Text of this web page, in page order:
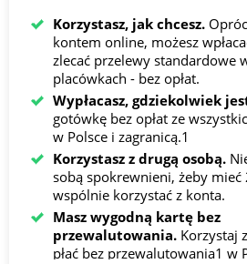
Korzystasz, jak chcesz.
kontem online, możesz
zlecać przelewy standardowe
placówkach - bez opłat.
Wypłacasz, gdziekolwiek
gotówkę bez opłat ze
w Polsce i zagranicą.1
Korzystasz z drugą osobą.
sobą spokrewnieni, żeby mieć
wspólnie korzystać z konta.
Masz wygodną kartę bez
przewalutowania. Korzystaj
płać bez przewalutowania1 w